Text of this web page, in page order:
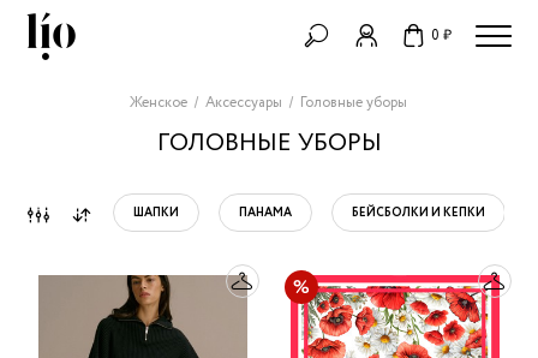
0 ₽
Женское Аксессуары Головные уборы
ГОЛОВНЫЕ УБОРЫ
ШАПКИ ПАНАМА БЕЙСБОЛКИ И КЕПКИ